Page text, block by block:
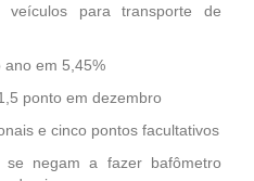
veículos para transporte de
ano em 5,45%
ponto em dezembro
e cinco pontos facultativos
negam a fazer bafômetro